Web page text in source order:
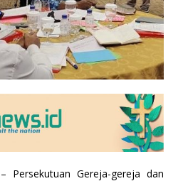
– Persekutuan Gereja-gereja dan